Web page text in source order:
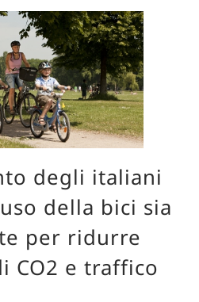
degli italiani
della bici sia
per ridurre
CO2 e traffico